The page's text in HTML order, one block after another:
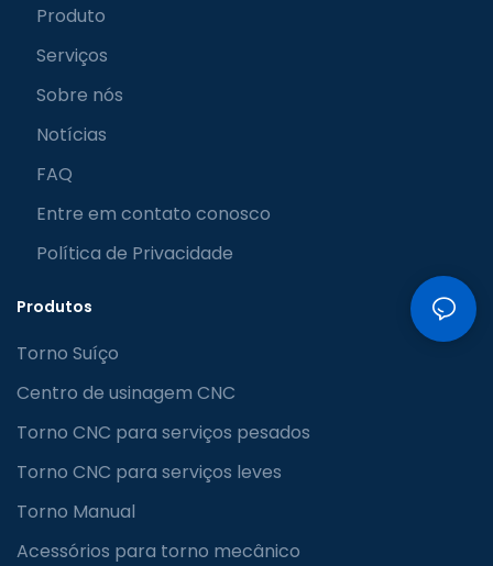
Produto
Serviços
Sobre nós
Notícias
FAQ
Entre em contato conosco
Política de Privacidade
Produtos
Torno Suíço
Centro de usinagem CNC
Torno CNC para serviços pesados
Torno CNC para serviços leves
Torno Manual
Acessórios para torno mecânico